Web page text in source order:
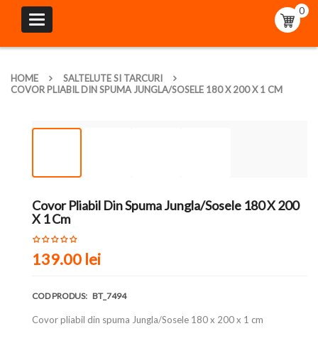
Toggle
navigation
0
HOME
SALTELUTE SI TARCURI
COVOR PLIABIL DIN SPUMA JUNGLA/SOSELE 180 X 200 X 1 CM
Covor Pliabil Din Spuma Jungla/Sosele 180 X 200
X 1 Cm
139.00 lei
COD PRODUS: BT_7494
Covor pliabil din spuma Jungla/Sosele 180 x 200 x 1 cm